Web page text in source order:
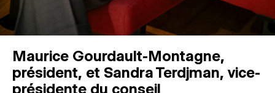
Maurice Gourdault-Montagne,
président, et Sandra Terdjman, vice-
présidente du conseil